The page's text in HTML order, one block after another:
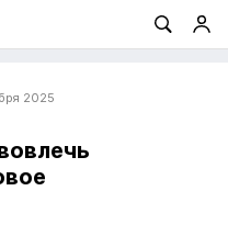
2025